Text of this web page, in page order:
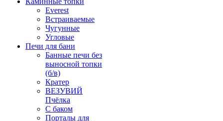
Everest
Встраиваемые
Чугунные
Угловые
Печи для бани
Банные печи без
выносной топки
(б/в)
Кратер
ВЕЗУВИЙ
Пчёлка
С баком
Порталы для